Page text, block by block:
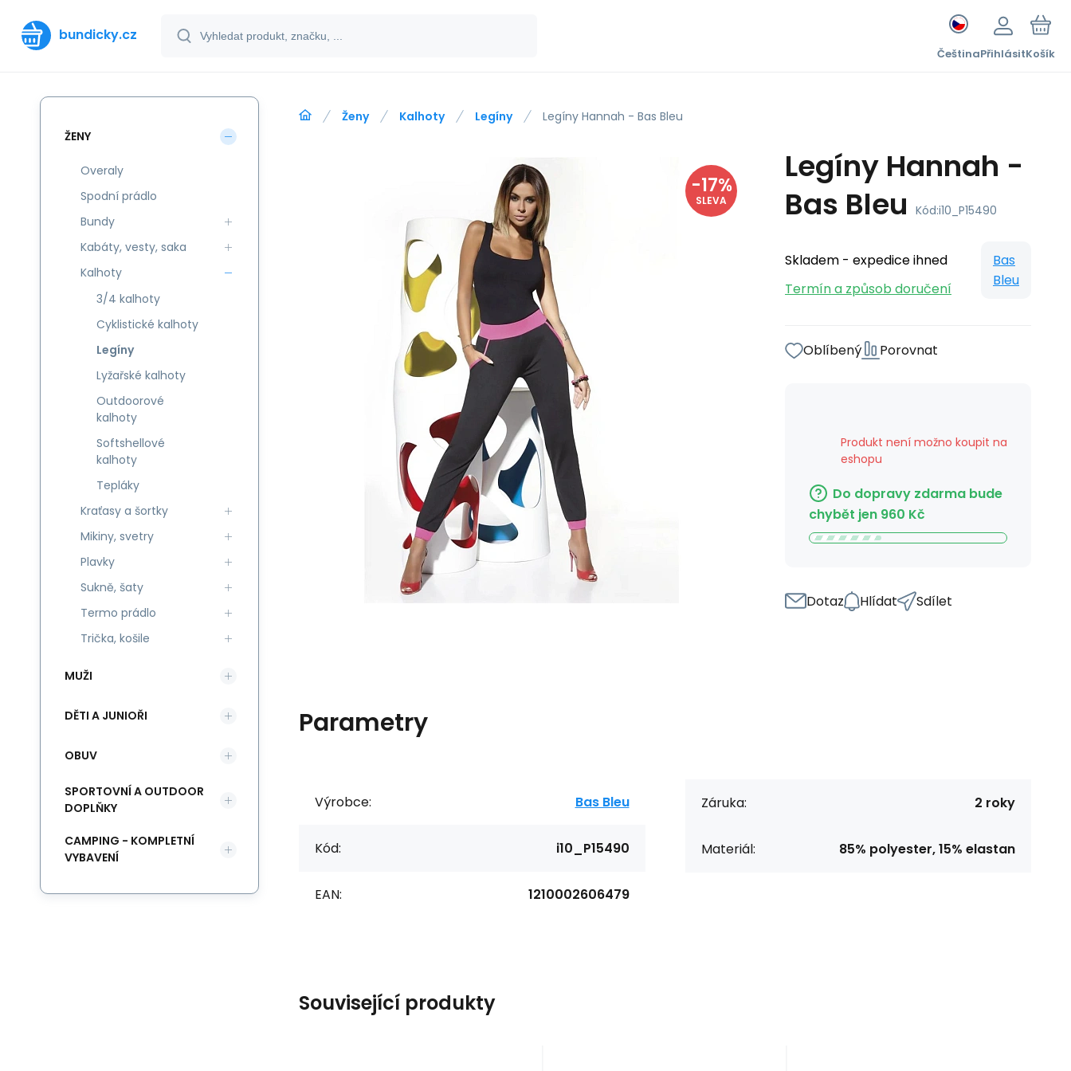
bundicky.cz
ČeštinaPřihlásitKošík
Ženy Kalhoty Legíny Legíny Hannah - Bas Bleu
-17%
SLEVA
Legíny Hannah -
Bas Bleu Kód:i10_P15490
Skladem - expedice ihned
Termín a způsob doručení
Bas
Bleu
Oblíbený Porovnat
Produkt není možno koupit na
eshopu
Do dopravy zdarma bude
chybět jen 960 Kč
Dotaz Hlídat Sdílet
Parametry
Výrobce: Bas Bleu
Kód: i10_P15490
EAN: 1210002606479
Záruka: 2 roky
Materiál: 85% polyester, 15% elastan
Související produkty
ŽENY
Overaly
Spodní prádlo
Bundy
Kabáty, vesty, saka
Kalhoty
3/4 kalhoty
Cyklistické kalhoty
Legíny
Lyžařské kalhoty
Outdoorové
kalhoty
Softshellové
kalhoty
Tepláky
Kraťasy a šortky
Mikiny, svetry
Plavky
Sukně, šaty
Termo prádlo
Trička, košile
MUŽI
DĚTI A JUNIOŘI
OBUV
SPORTOVNÍ A OUTDOOR
DOPLŇKY
CAMPING - KOMPLETNÍ
VYBAVENÍ